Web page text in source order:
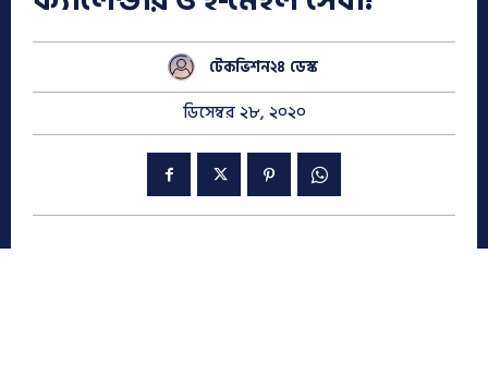
টেকভিশন২৪ ডেস্ক
ডিসেম্বর ২৮, ২০২০